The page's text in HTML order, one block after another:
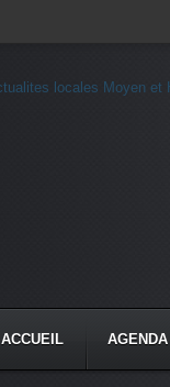
ACCUEIL AGENDA